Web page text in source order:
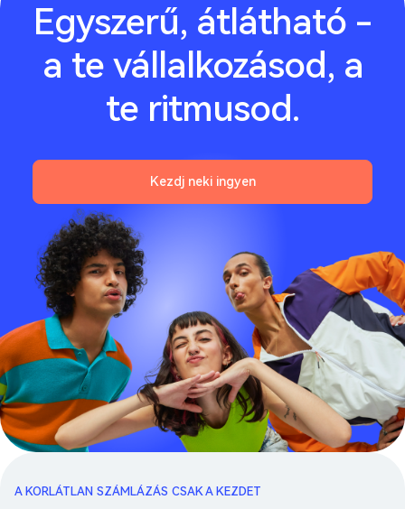
Egyszerű, átlátható -
a te vállalkozásod, a
te ritmusod.
Kezdj neki ingyen
A KORLÁTLAN SZÁMLÁZÁS CSAK A KEZDET